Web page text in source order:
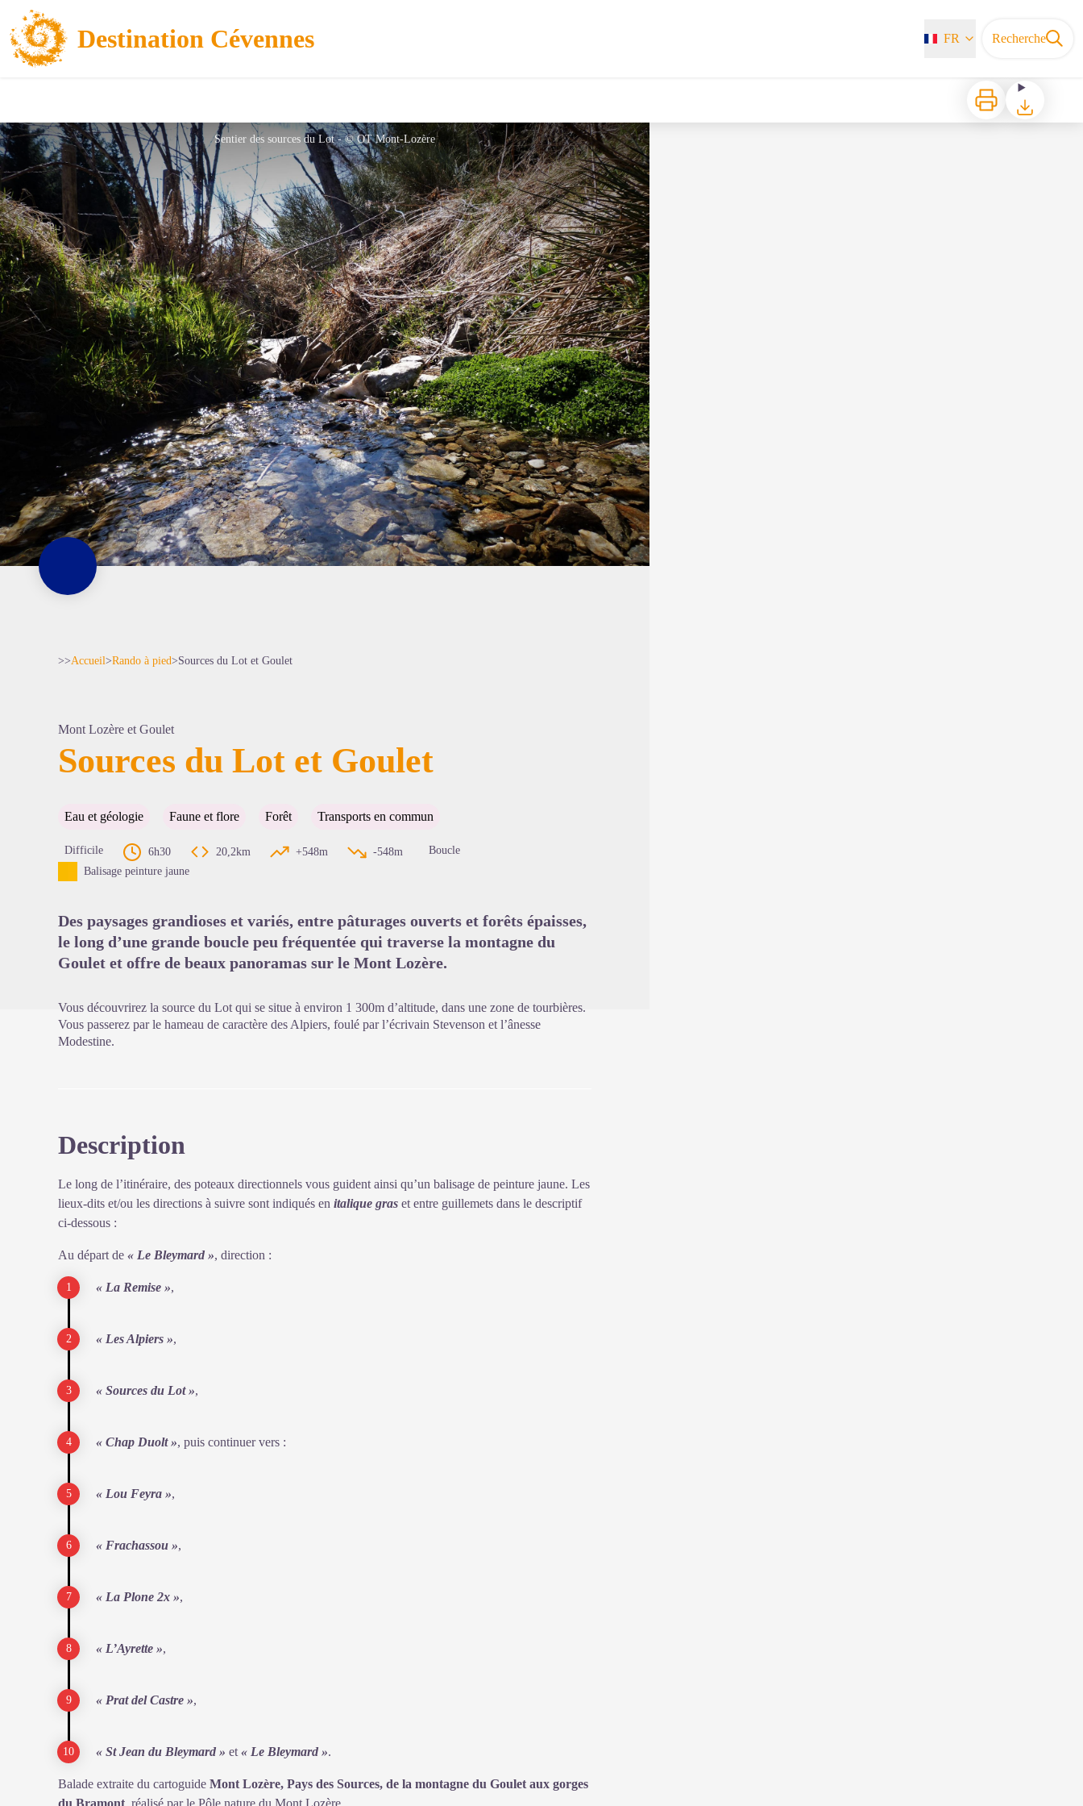
Destination Cévennes FR Recherche
Imprimer Télécharger
Sentier des sources du Lot - © OT Mont-Lozère
>>Accueil>Rando à pied>Sources du Lot et Goulet
Mont Lozère et Goulet
Sources du Lot et Goulet
Eau et géologie Faune et flore Forêt Transports en commun
Difficile 6h30 20,2km +548m -548m
Boucle
Balisage peinture jaune
Des paysages grandioses et variés, entre pâturages ouverts et forêts épaisses,
le long d’une grande boucle peu fréquentée qui traverse la montagne du
Goulet et offre de beaux panoramas sur le Mont Lozère.
Vous découvrirez la source du Lot qui se situe à environ 1 300m d’altitude, dans une zone de tourbières.
Vous passerez par le hameau de caractère des Alpiers, foulé par l’écrivain Stevenson et l’ânesse
Modestine.
Description
Le long de l’itinéraire, des poteaux directionnels vous guident ainsi qu’un balisage de peinture jaune. Les
lieux-dits et/ou les directions à suivre sont indiqués en italique gras et entre guillemets dans le descriptif
ci-dessous :
Au départ de « Le Bleymard », direction :
« La Remise »,
« Les Alpiers »,
« Sources du Lot »,
« Chap Duolt », puis continuer vers :
« Lou Feyra »,
« Frachassou »,
« La Plone 2x »,
« L’Ayrette »,
« Prat del Castre »,
« St Jean du Bleymard » et « Le Bleymard ».
Balade extraite du cartoguide Mont Lozère, Pays des Sources, de la montagne du Goulet aux gorges
du Bramont , réalisé par le Pôle nature du Mont Lozère.